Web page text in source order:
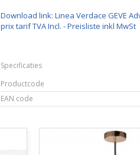
Download link: Linea Verdace GEVE
prix tarif TVA Incl. - Preisliste inkl MwSt
Specificaties
Productcode
EAN code